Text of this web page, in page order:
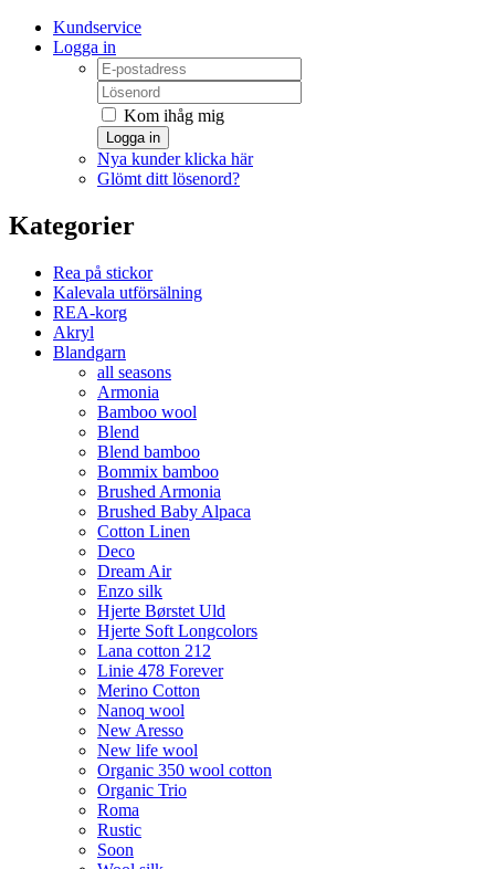
Kundservice
Logga in
Kom ihåg mig
Logga in
Nya kunder klicka här
Glömt ditt lösenord?
Kategorier
Rea på stickor
Kalevala utförsälning
REA-korg
Akryl
Blandgarn
all seasons
Armonia
Bamboo wool
Blend
Blend bamboo
Bommix bamboo
Brushed Armonia
Brushed Baby Alpaca
Cotton Linen
Deco
Dream Air
Enzo silk
Hjerte Børstet Uld
Hjerte Soft Longcolors
Lana cotton 212
Linie 478 Forever
Merino Cotton
Nanoq wool
New Aresso
New life wool
Organic 350 wool cotton
Organic Trio
Roma
Rustic
Soon